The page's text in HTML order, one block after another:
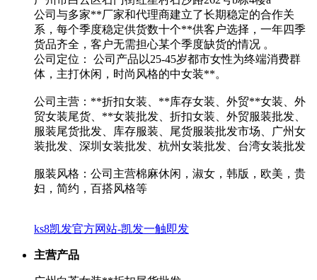
公司与多家**厂家和代理商建立了长期稳定的合作关
系，每个季度稳定供货数十个**供客户选择，一年四季
货品齐全，客户无需担心某个季度缺货的情况 。
公司定位： 公司产品以25-45岁都市女性为终端消费群
体，主打休闲，时尚风格的中女装**。
公司主营：**折扣女装、**库存女装、外贸**女装、外
贸女装尾货、**女装批发、折扣女装、外贸服装批发、
服装尾货批发、库存服装、尾货服装批发市场、广州女
装批发、深圳女装批发、杭州女装批发、台湾女装批发
服装风格：公司主营棉麻休闲，淑女，韩版，欧美，贵
妇，简约，百搭风格等
ks8凯发官方网站-凯发一触即发
主营产品